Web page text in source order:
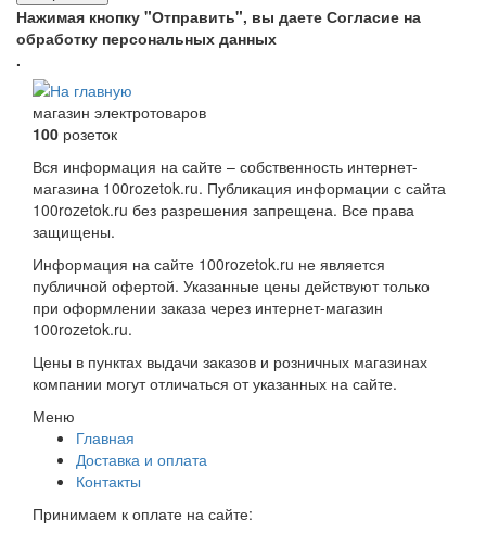
Нажимая кнопку "Отправить", вы даете Согласие на
обработку персональных данных
.
магазин электротоваров
100 розеток
Вся информация на сайте – собственность интернет-
магазина 100rozetok.ru. Публикация информации с сайта
100rozetok.ru без разрешения запрещена. Все права
защищены.
Информация на сайте 100rozetok.ru не является
публичной офертой. Указанные цены действуют только
при оформлении заказа через интернет-магазин
100rozetok.ru.
Цены в пунктах выдачи заказов и розничных магазинах
компании могут отличаться от указанных на сайте.
Меню
Главная
Доставка и оплата
Контакты
Принимаем к оплате на сайте: